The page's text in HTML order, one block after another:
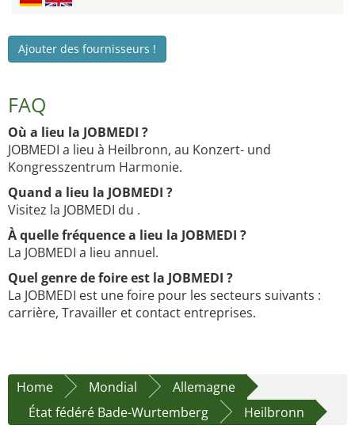
Ajouter des fournisseurs !
FAQ
Où a lieu la JOBMEDI ?
JOBMEDI a lieu à Heilbronn, au Konzert- und
Kongresszentrum Harmonie.
Quand a lieu la JOBMEDI ?
Visitez la JOBMEDI du .
À quelle fréquence a lieu la JOBMEDI ?
La JOBMEDI a lieu annuel.
Quel genre de foire est la JOBMEDI ?
La JOBMEDI est une foire pour les secteurs suivants :
carrière, Travailler et contact entreprises.
Home Mondial
Allemagne
État fédéré Bade-Wurtemberg
Heilbronn